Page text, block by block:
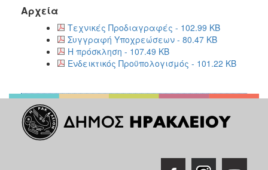
ΗΡΑΚΛΕΙΟ
Αρχεία
Τεχνικές Προδιαγραφές - 102.99 KB
Συγγραφή Υποχρεώσεων - 80.47 KB
Η πρόσκληση - 107.49 KB
Ενδεικτικός Προϋπολογισμός - 101.22 KB